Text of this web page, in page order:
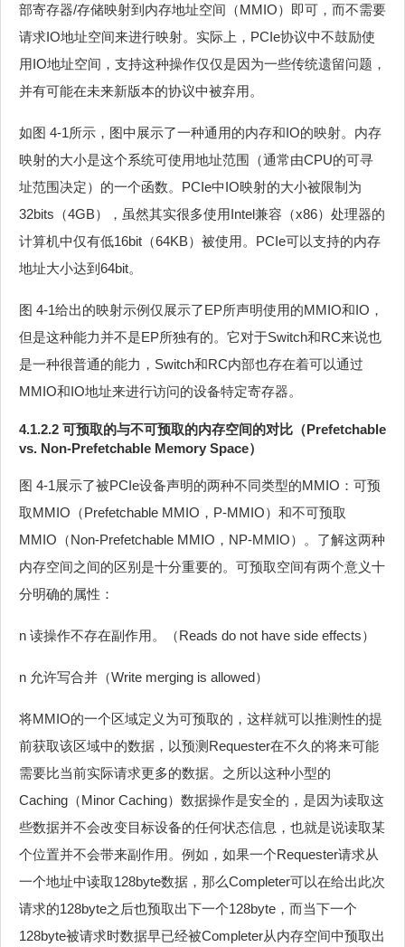
部寄存器/存储映射到内存地址空间（MMIO）即可，而不需要
请求IO地址空间来进行映射。实际上，PCIe协议中不鼓励使
用IO地址空间，支持这种操作仅仅是因为一些传统遗留问题，
并有可能在未来新版本的协议中被弃用。
如图 4‑1所示，图中展示了一种通用的内存和IO的映射。内存
映射的大小是这个系统可使用地址范围（通常由CPU的可寻
址范围决定）的一个函数。PCIe中IO映射的大小被限制为
32bits（4GB），虽然其实很多使用Intel兼容（x86）处理器的
计算机中仅有低16bit（64KB）被使用。PCIe可以支持的内存
地址大小达到64bit。
图 4‑1给出的映射示例仅展示了EP所声明使用的MMIO和IO，
但是这种能力并不是EP所独有的。它对于Switch和RC来说也
是一种很普通的能力，Switch和RC内部也存在着可以通过
MMIO和IO地址来进行访问的设备特定寄存器。
4.1.2.2 可预取的与不可预取的内存空间的对比（Prefetchable
vs. Non-Prefetchable Memory Space）
图 4‑1展示了被PCIe设备声明的两种不同类型的MMIO：可预
取MMIO（Prefetchable MMIO，P-MMIO）和不可预取
MMIO（Non-Prefetchable MMIO，NP-MMIO）。了解这两种
内存空间之间的区别是十分重要的。可预取空间有两个意义十
分明确的属性：
n 读操作不存在副作用。（Reads do not have side effects）
n 允许写合并（Write merging is allowed）
将MMIO的一个区域定义为可预取的，这样就可以推测性的提
前获取该区域中的数据，以预测Requester在不久的将来可能
需要比当前实际请求更多的数据。之所以这种小型的
Caching（Minor Caching）数据操作是安全的，是因为读取这
些数据并不会改变目标设备的任何状态信息，也就是说读取某
个位置并不会带来副作用。例如，如果一个Requester请求从
一个地址中读取128byte数据，那么Completer可以在给出此次
请求的128byte之后也预取出下一个128byte，而当下一个
128byte被请求时数据早已经被Completer从内存空间中预取出